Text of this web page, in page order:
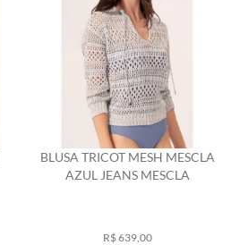
BLUSA TRICOT MESH MESCLA
AZUL JEANS MESCLA
R$ 639,00